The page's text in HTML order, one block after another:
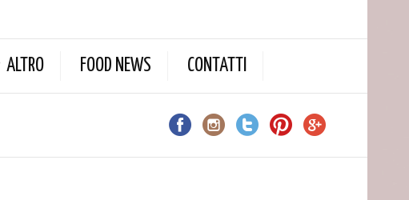
ALTRO FOOD NEWS CONTATTI